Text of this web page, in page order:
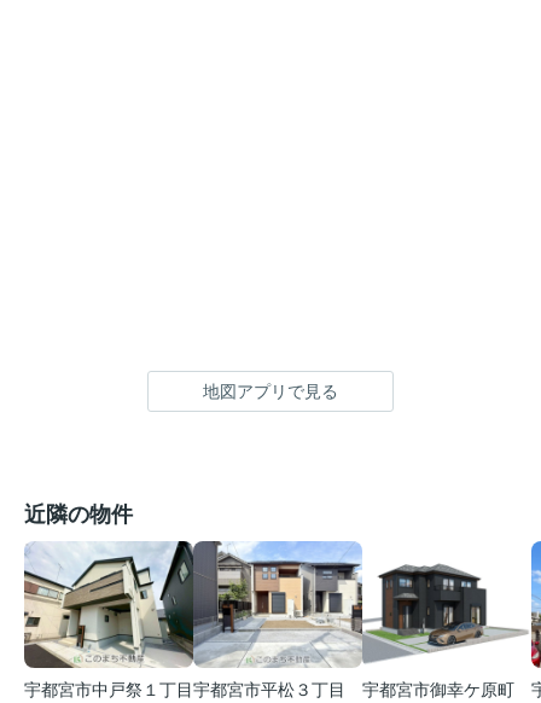
地図アプリで見る
近隣の物件
宇都宮市中戸祭１丁目宇都宮市平松３丁目
宇都宮市御幸ケ原町